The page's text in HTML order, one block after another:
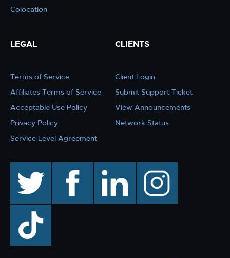
Colocation
LEGAL
Terms of Service
Affiliates Terms of Service
Acceptable Use Policy
Privacy Policy
Service Level Agreement
CLIENTS
Client Login
Submit Support Ticket
View Announcements
Network Status
facebook linkedin
TikTok